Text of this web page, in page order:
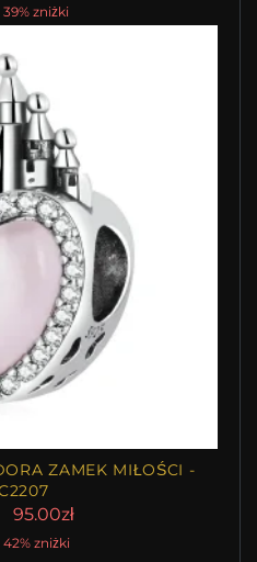
zniżki
ZAMEK MIŁOŚCI -
95.00zł
42% zniżki